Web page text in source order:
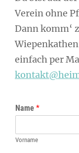
Verein ohne
Dann komm‘
einfach per
Name *
Vorname